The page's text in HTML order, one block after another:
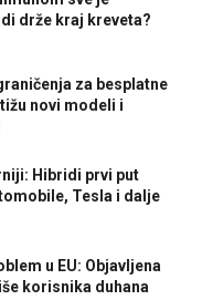
drže kraj kreveta?
za besplatne
novi modeli i
Hibridi prvi put
Tesla i dalje
u EU: Objavljena
korisnika duhana